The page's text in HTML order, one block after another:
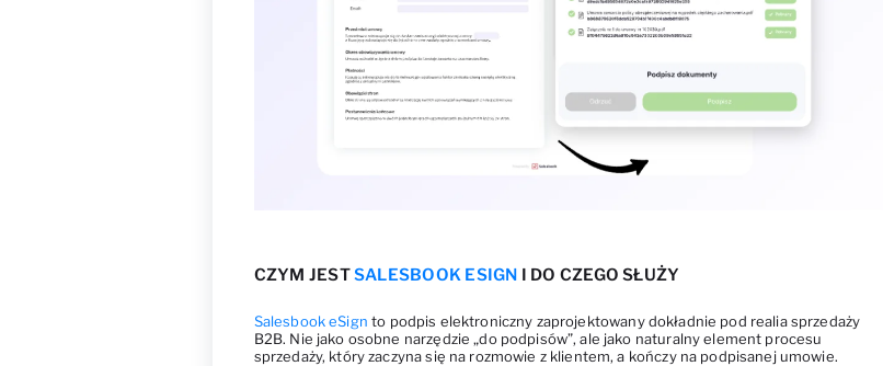
CZYM JESTSALESBOOK ESIGN I DO CZEGO SŁUŻY
Salesbook eSign to podpis elektroniczny zaprojektowany dokładnie pod realia sprzedaży
B2B. Nie jako osobne narzędzie „do podpisów”, ale jako naturalny element procesu
sprzedaży, który zaczyna się na rozmowie z klientem, a kończy na podpisanej umowie.